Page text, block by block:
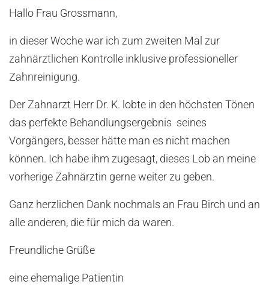
Hallo Frau Grossmann,
in dieser Woche war ich zum zweiten Mal zur
zahnärztlichen Kontrolle inklusive professioneller
Zahnreinigung.
Der Zahnarzt Herr Dr. K. lobte in den höchsten Tönen
das perfekte Behandlungsergebnis seines
Vorgängers, besser hätte man es nicht machen
können. Ich habe ihm zugesagt, dieses Lob an meine
vorherige Zahnärztin gerne weiter zu geben.
Ganz herzlichen Dank nochmals an Frau Birch und an
alle anderen, die für mich da waren.
Freundliche Grüße
eine ehemalige Patientin